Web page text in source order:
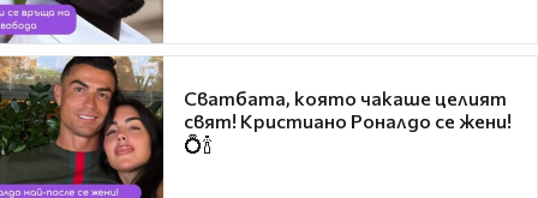
Сватбата, която чакаше целият
свят! Кристиано Роналдо се жени!
💍🍾